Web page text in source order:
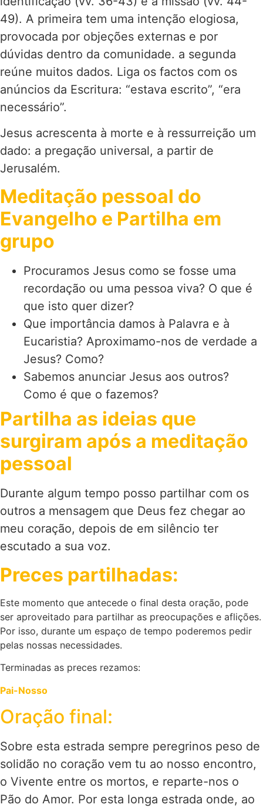
49). A primeira tem uma intenção elogiosa,
provocada por objeções externas e por
dúvidas dentro da comunidade. a segunda
reúne muitos dados. Liga os factos com os
anúncios da Escritura: “estava escrito”, “era
necessário”.
Jesus acrescenta à morte e à ressurreição um
dado: a pregação universal, a partir de
Jerusalém.
Meditação pessoal do
Evangelho e Partilha em
grupo
Procuramos Jesus como se fosse uma
recordação ou uma pessoa viva? O que é
que isto quer dizer?
Que importância damos à Palavra e à
Eucaristia? Aproximamo-nos de verdade a
Jesus? Como?
Sabemos anunciar Jesus aos outros?
Como é que o fazemos?
Partilha as ideias que
surgiram após a meditação
pessoal
Durante algum tempo posso partilhar com os
outros a mensagem que Deus fez chegar ao
meu coração, depois de em silêncio ter
escutado a sua voz.
Preces partilhadas:
Este momento que antecede o final desta oração, pode
ser aproveitado para partilhar as preocupações e aflições.
Por isso, durante um espaço de tempo poderemos pedir
pelas nossas necessidades.
Terminadas as preces rezamos:
Pai-Nosso
Oração final:
Sobre esta estrada sempre peregrinos peso de
solidão no coração vem tu ao nosso encontro,
o Vivente entre os mortos, e reparte-nos o
Pão do Amor. Por esta longa estrada onde, ao